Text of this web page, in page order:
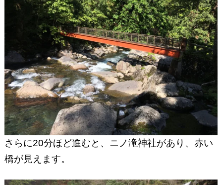
さらに20分ほど進むと、ニノ滝神社があり、赤い
橋が見えます。